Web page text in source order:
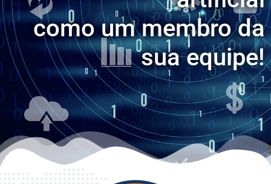
como um membro da
sua equipe!